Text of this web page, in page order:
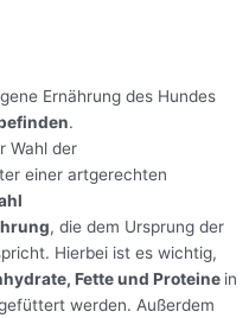
Ernährung des Hundes
.
Wahl der
einer artgerechten
, die dem Ursprung der
Hierbei ist es wichtig,
Fette und Proteine in
werden. Außerdem